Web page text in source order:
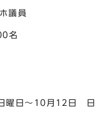
議員
名
日～10月12日 日